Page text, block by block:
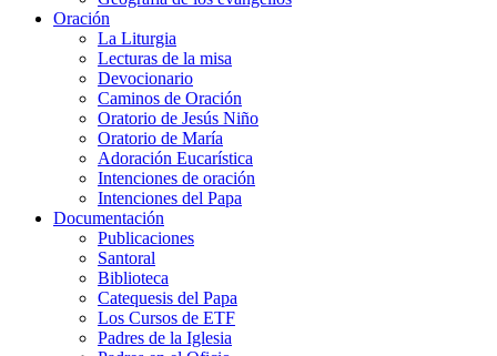
Oración
La Liturgia
Lecturas de la misa
Devocionario
Caminos de Oración
Oratorio de Jesús Niño
Oratorio de María
Adoración Eucarística
Intenciones de oración
Intenciones del Papa
Documentación
Publicaciones
Santoral
Biblioteca
Catequesis del Papa
Los Cursos de ETF
Padres de la Iglesia